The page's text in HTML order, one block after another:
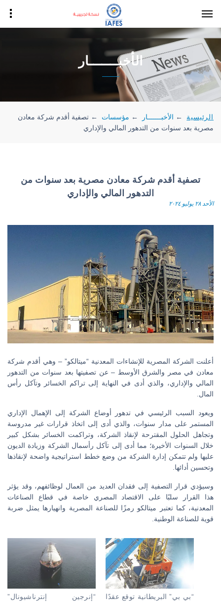
الأخبـــــــار
الرئيسية ← الأخبـــــــار ← مؤسسات ← تصفية أقدم شركة معادن
مصرية بعد سنوات من التدهور المالي والإداري
تصفية أقدم شركة معادن مصرية بعد سنوات من
التدهور المالي والإداري
الأحد ٢٨ يوليو ٢٠٢٤
أعلنت الشركة المصرية للإنشاءات المعدنية “ميتالكو” – وهي أقدم شركة
معادن في مصر والشرق الأوسط – عن تصفيتها بعد سنوات من التدهور
المالي والإداري، والذي أدى في النهاية إلى تراكم الخسائر وتآكل رأس
المال.
ويعود السبب الرئيسي في تدهور أوضاع الشركة إلى الإهمال الإداري
المستمر على مدار سنوات، والذي أدى إلى اتخاذ قرارات غير مدروسة
وتجاهل الحلول المقترحة لإنقاذ الشركة، وتراكمت الخسائر بشكل كبير
خلال السنوات الأخيرة؛ مما أدى إلى تآكل رأسمال الشركة وزيادة الديون
عليها ولم تتمكن إدارة الشركة من وضع خطط استراتيجية واضحة لإنقاذها
وتحسين أدائها.
وسيؤدي قرار التصفية إلى فقدان العديد من العمال لوظائفهم، وقد يؤثر
هذا القرار سلبًا على الاقتصاد المصري خاصة في قطاع الصناعات
المعدنية، كما تعتبر ميتالكو رمزًا للصناعة المصرية وانهيارها يمثل ضربة
قوية للصناعة الوطنية.
“إنرجين إنترناشيونال”
“بي بي” البريطانية توقع عقدًا